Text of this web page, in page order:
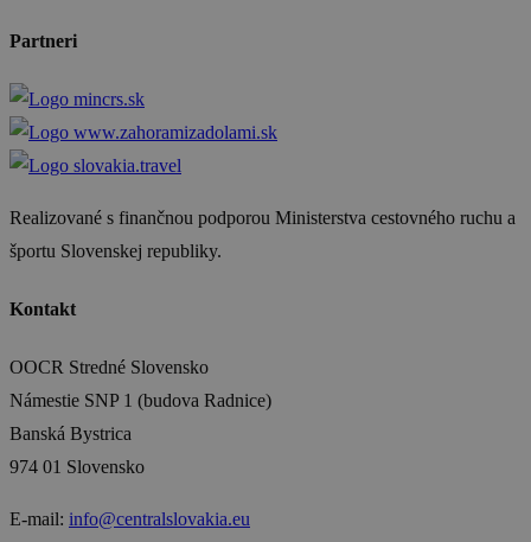
Partneri
Realizované s finančnou podporou Ministerstva cestovného ruchu a
športu Slovenskej republiky.
Kontakt
OOCR Stredné Slovensko
Námestie SNP 1 (budova Radnice)
Banská Bystrica
974 01 Slovensko
E-mail: info@centralslovakia.eu